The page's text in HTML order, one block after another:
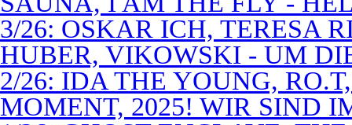
3/26: OSKAR ICH, TERESA
HUBER, VIKOWSKI - UM
2/26: IDA THE YOUNG,
MOMENT, 2025! WIR SIND